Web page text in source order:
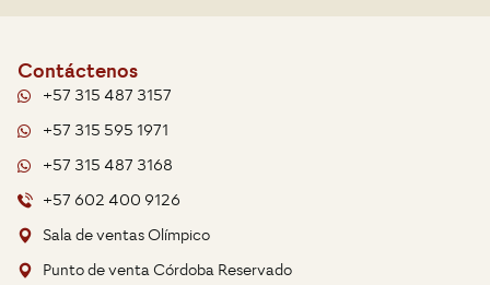
Contáctenos
+57 315 487 3157
+57 315 595 1971
+57 315 487 3168
+57 602 400 9126
Sala de ventas Olímpico
Punto de venta Córdoba Reservado